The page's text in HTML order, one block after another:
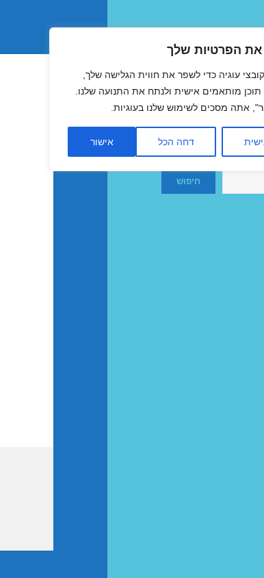
את הפרטיות שלך
עוגיה כדי לשפר את חווית הגלישה שלך,
תוכן מותאמים אישית ולנתח את התנועה שלנו.
אתה מסכים לשימוש שלנו בעוגיות.
דחה הכל אישור
חיפוש